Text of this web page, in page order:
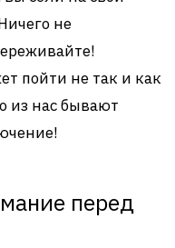
не
пойти не так и как
из нас бывают
перед